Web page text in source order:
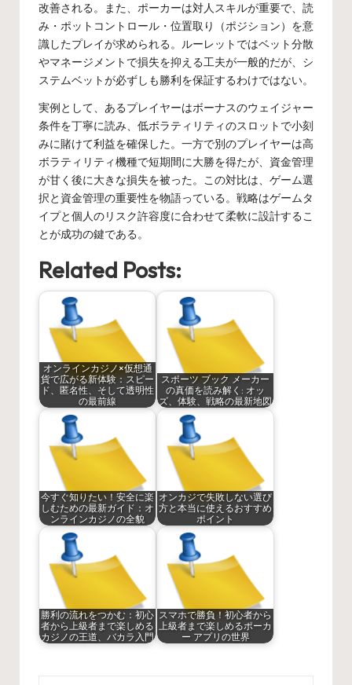
改善される。また、ポーカーは対人スキルが重要で、読
み・ポットコントロール・位置取り（ポジション）を意
識したプレイが求められる。ルーレットではベット分散
やマネージメントで損失を抑える工夫が一般的だが、シ
ステムベットが必ずしも勝利を保証するわけではない。
実例として、あるプレイヤーはボーナスのウェイジャー
条件を丁寧に読み、低ボラティリティのスロットで小刻
みに賭けて利益を確保した。一方で別のプレイヤーは高
ボラティリティ機種で短期間に大勝を得たが、資金管理
が甘く後に大きな損失を被った。この対比は、ゲーム選
択と資金管理の重要性を物語っている。戦略はゲームタ
イプと個人のリスク許容度に合わせて柔軟に設計するこ
とが成功の鍵である。
Related Posts:
オンラインカジノ×仮想通
貨で広がる新体験：スピー
ド、匿名性、そして透明性
の最前線
スポーツ ブック メーカー
の真価を読み解く: オッ
ズ、体験、戦略の最新地図
今すぐ知りたい！安全に楽
しむための最新ガイド：オ
ンラインカジノの全貌
オンカジで失敗しない選び
方と本当に使えるおすすめ
ポイント
勝利の流れをつかむ：初心
者から上級者まで楽しめる
カジノの王道、バカラ入門
スマホで勝負！初心者から
上級者まで楽しめるポーカ
ー アプリの世界